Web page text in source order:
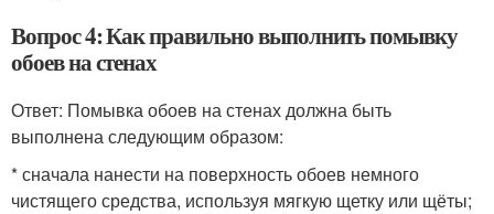
Вопрос 4: Как правильно выполнить помывку
обоев на стенах
Ответ: Помывка обоев на стенах должна быть
выполнена следующим образом:
* сначала нанести на поверхность обоев немного
чистящего средства, используя мягкую щетку или щёты;